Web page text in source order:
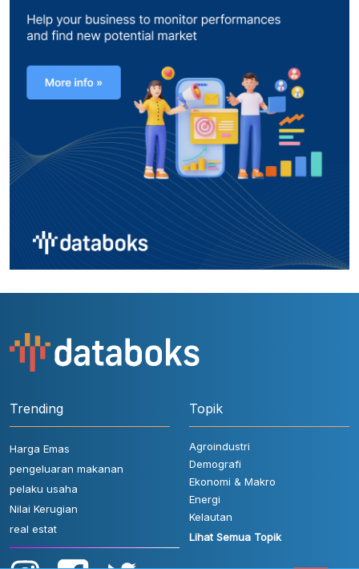
Trending
Harga Emas
pengeluaran makanan
pelaku usaha
Nilai Kerugian
real estat
Topik
Agroindustri
Demografi
Ekonomi & Makro
Energi
Kelautan
Lihat Semua Topik